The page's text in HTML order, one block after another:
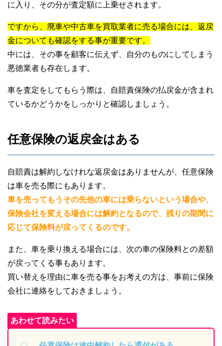
に入り、その分が査定額に上乗せされます。
ですから、廃車や中古車を買取業者に売る場合には、返戻
金についても確認をする事が重要です。
中には、その事を顧客に伝えず、自分のものにしてしまう
悪徳業者も存在します。
車を査定をしてもらう際は、自賠責保険の払戻金が含まれ
ているかどうかをしっかりと確認しましょう。
任意保険の返戻金はある
自賠責は解約しなけれな返戻金はありませんが、任意保険
は車を売る際にもあります。
車を売ってもうその先他の車には乗らないという場合や、
保険会社を変える場合には解約となるので、残りの期間に
応じて保険料が戻ってくるのです。
また、車を乗り換える場合には、次の車の保険料との差額
が戻ってくる事もあります。
買い替えを理由に車を売る事をお考えの方は、事前に保険
会社に連絡をしておきましょう。